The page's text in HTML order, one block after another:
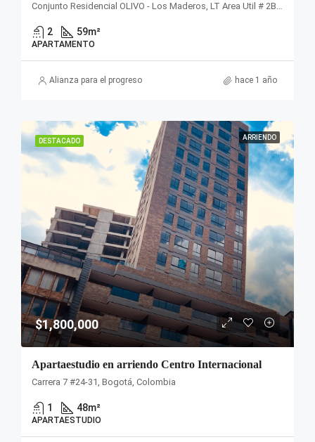
Conjunto Residencial OLIVO - Los Maderos, LT Area Util # 2B, Estancias de San Jorge, Vereda, Tocancipá, Cundinamarca, Colombia
2 59m²
APARTAMENTO
Alianza para el progreso hace 1 año
DESTACADO ARRIENDO
$1,800,000
Apartaestudio en arriendo Centro Internacional
Carrera 7 #24-31, Bogotá, Colombia
1 48m²
APARTAESTUDIO